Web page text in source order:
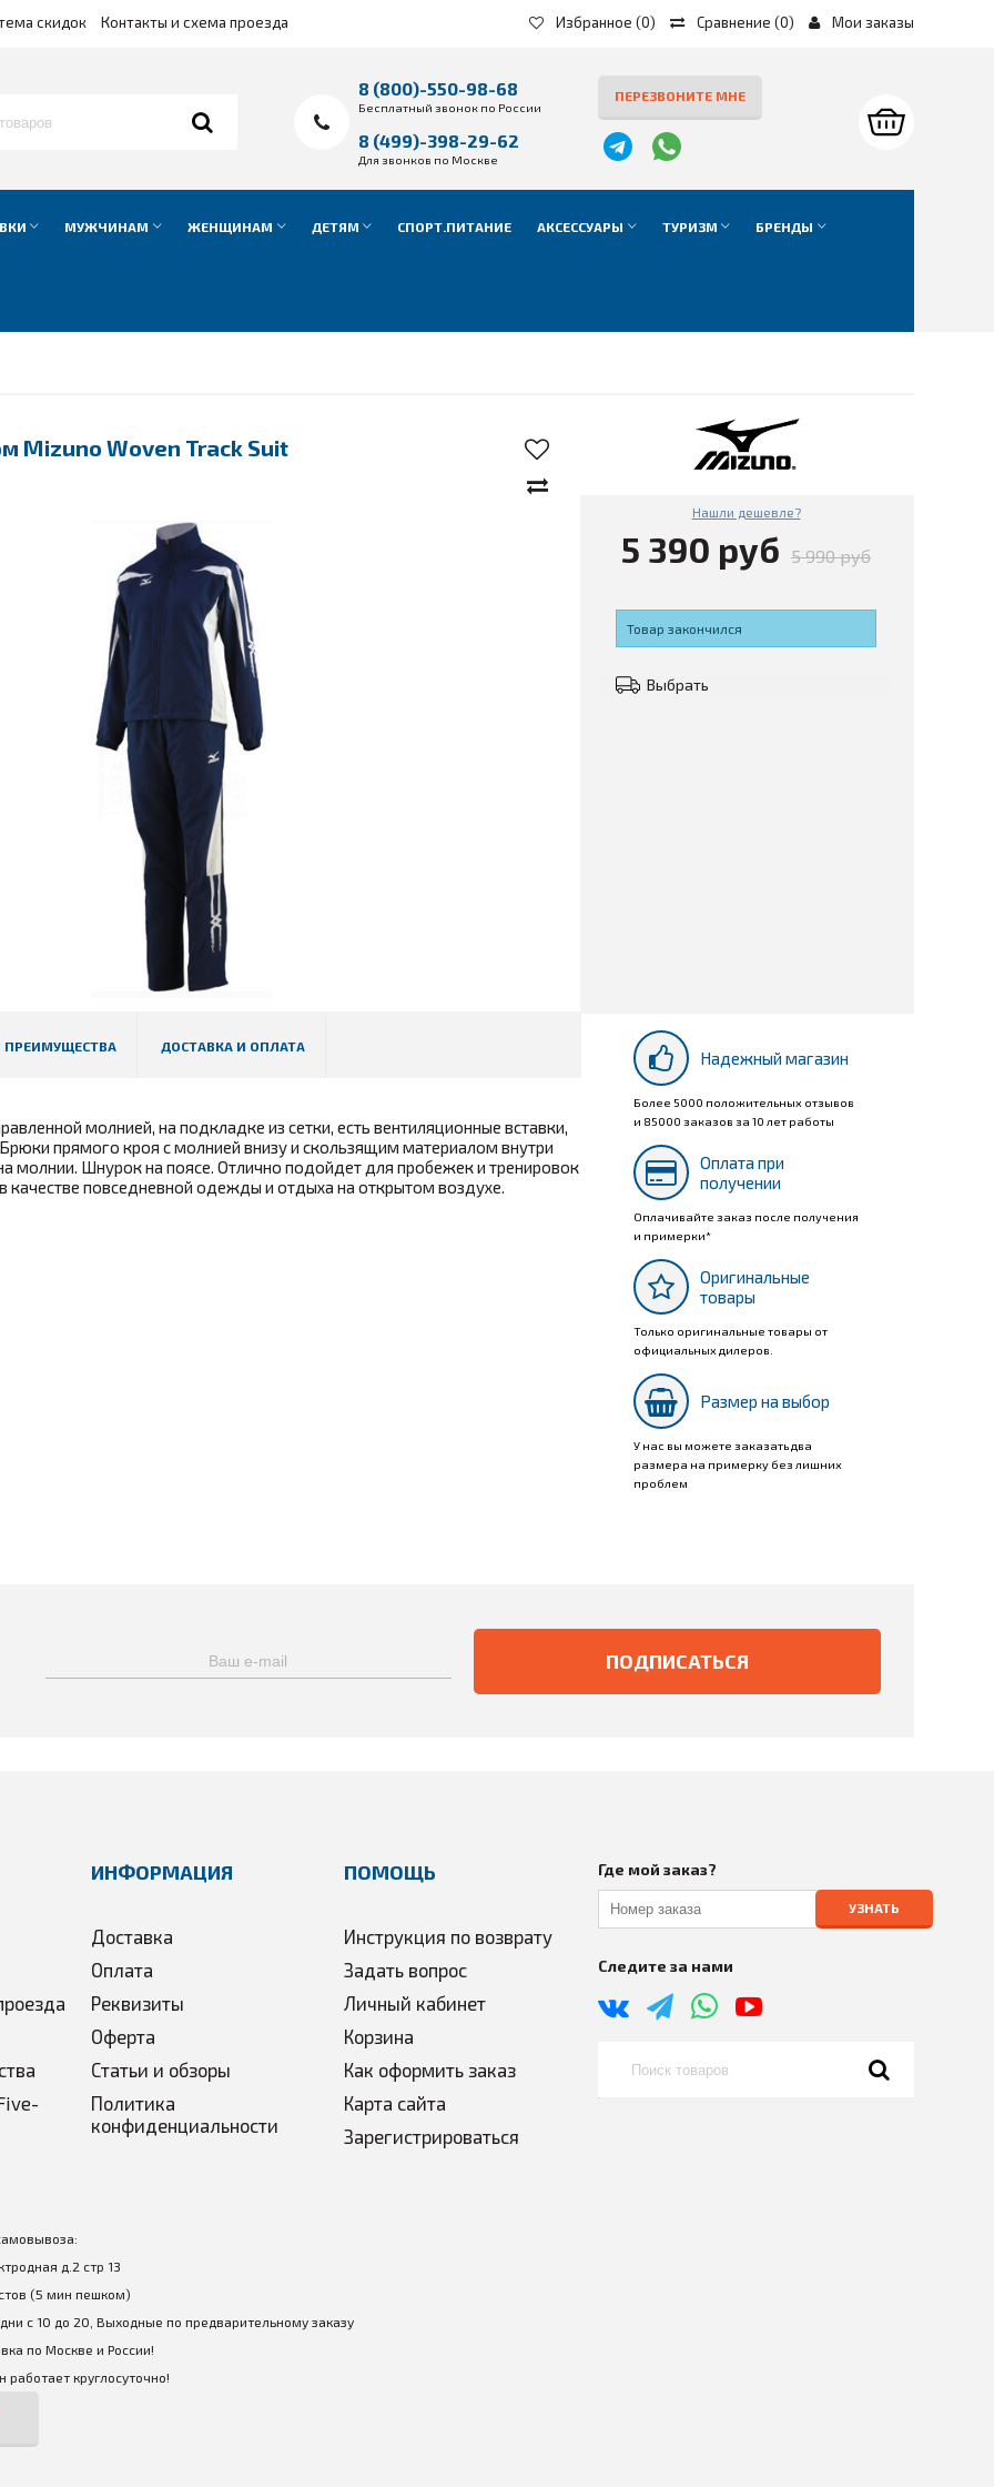
Избранное (0) Сравнение (0) Мои заказы
скидок Контакты и схема проезда
8 (800)-550-98-68
Бесплатный звонок по России
8 (499)-398-29-62
Для звонков по Москве
ПЕРЕЗВОНИТЕ МНЕ
МУЖЧИНАМ ЖЕНЩИНАМ ДЕТЯМ СПОРТ.ПИТАНИЕ АКСЕССУАРЫ ТУРИЗМ БРЕНДЫ
Mizuno Woven Track Suit
Нашли дешевле?
5 390 руб 5 990 руб
Товар закончился
Выбрать
ДОСТАВКА И ОПЛАТА
молнией, на подкладке из сетки, есть вентиляционные вставки,
прямого кроя с молнией внизу и скользящим материалом внутри
молнии. Шнурок на поясе. Отлично подойдет для пробежек и тренировок
качестве повседневной одежды и отдыха на открытом воздухе.
Надежный магазин
Более 5000 положительных отзывов
и 85000 заказов за 10 лет работы
Оплата при
получении
Оплачивайте заказ после получения
и примерки*
Оригинальные
товары
Только оригинальные товары от
официальных дилеров.
Размер на выбор
У нас вы можете заказать два
размера на примерку без лишних
проблем
ИНФОРМАЦИЯ
Доставка
Оплата
Реквизиты
Оферта
Статьи и обзоры
Политика
конфиденциальности
ПОМОЩЬ
Инструкция по возврату
Задать вопрос
Личный кабинет
Корзина
Как оформить заказ
Карта сайта
Зарегистрироваться
Где мой заказ?
УЗНАТЬ
Следите за нами
д.2 стр 13
(5 мин пешком)
с 10 до 20, Выходные по предварительному заказу
по Москве и России!
работает круглосуточно!